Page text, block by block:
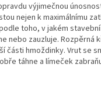
výjimečnou
nejen k maximálnímu
toho, v jakém
nebo zauzluje. Rozpěrná
části hmoždinky. Vrut se
táhne a límeček